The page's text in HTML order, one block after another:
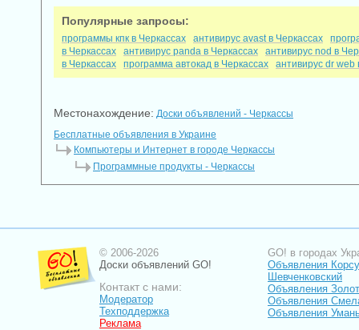
Популярные запросы:
программы кпк в Черкассах антивирус avast в Черкассах
в Черкассах
антивирус panda в Черкассах
антивирус nod в
в Черкассах
программа автокад в Черкассах антивирус dr web
Местонахождение: Доски объявлений - Черкассы
Бесплатные объявления в Украине
Компьютеры и Интернет в городе Черкассы
Программные продукты - Черкассы
© 2006-2026
Доски объявлений GO!
Контакт с нами:
Модератор
Техподдержка
Реклама
GO! в городах
Объявления
Шевченковский
Объявления
Объявления
Объявления